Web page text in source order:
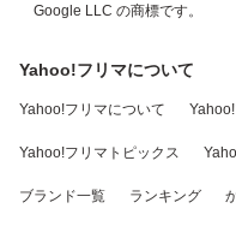
Google LLC の商標です。
Yahoo!フリマについて
Yahoo!フリマについて
Yahoo!フリマトピックス
ブランド一覧 ランキング